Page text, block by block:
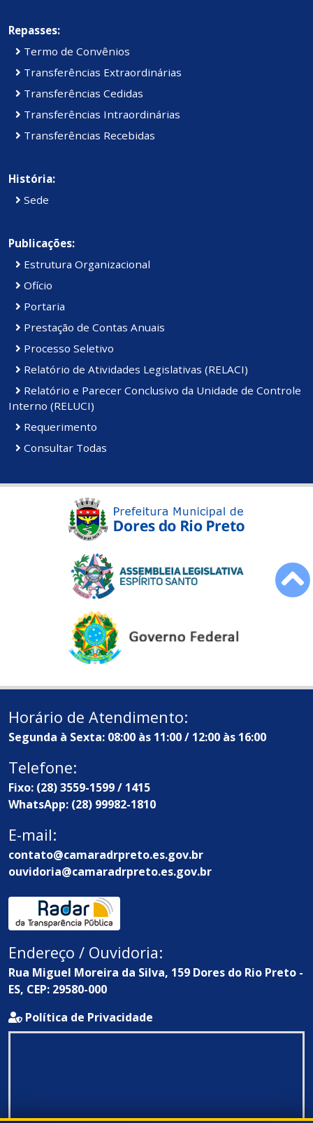
Repasses:
Termo de Convênios
Transferências Extraordinárias
Transferências Cedidas
Transferências Intraordinárias
Transferências Recebidas
História:
Sede
Publicações:
Estrutura Organizacional
Ofício
Portaria
Prestação de Contas Anuais
Processo Seletivo
Relatório de Atividades Legislativas (RELACI)
Relatório e Parecer Conclusivo da Unidade de Controle
Interno (RELUCI)
Requerimento
Consultar Todas
Horário de Atendimento:
Segunda à Sexta: 08:00 às 11:00 / 12:00 às 16:00
Telefone:
Fixo: (28) 3559-1599 / 1415
WhatsApp: (28) 99982-1810
E-mail:
contato@camaradrpreto.es.gov.br
ouvidoria@camaradrpreto.es.gov.br
Endereço / Ouvidoria:
Rua Miguel Moreira da Silva, 159 Dores do Rio Preto -
ES, CEP: 29580-000
Política de Privacidade